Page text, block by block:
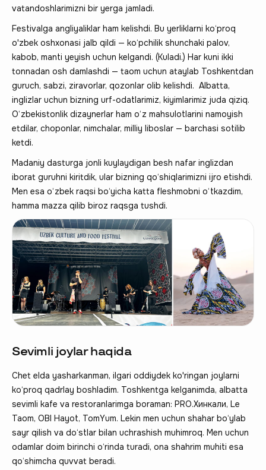
vatandoshlarimizni bir yerga jamladi.
Festivalga angliyaliklar ham kelishdi. Bu yerliklarni ko‘proq
o'zbek oshxonasi jalb qildi — ko‘pchilik shunchaki palov,
kabob, manti yeyish uchun kelgandi. (Kuladi.) Har kuni ikki
tonnadan osh damlashdi — taom uchun ataylab Toshkentdan
guruch, sabzi, ziravorlar, qozonlar olib kelishdi. Albatta,
inglizlar uchun bizning urf-odatlarimiz, kiyimlarimiz juda qiziq.
O‘zbekistonlik dizaynerlar ham o‘z mahsulotlarini namoyish
etdilar, choponlar, nimchalar, milliy liboslar — barchasi sotilib
ketdi.
Madaniy dasturga jonli kuylaydigan besh nafar inglizdan
iborat guruhni kiritdik, ular bizning qo‘shiqlarimizni ijro etishdi.
Men esa o‘zbek raqsi bo‘yicha katta fleshmobni o‘tkazdim,
hamma mazza qilib biroz raqsga tushdi.
Sevimli joylar haqida
Chet elda yasharkanman, ilgari oddiydek ko'ringan joylarni
ko‘proq qadrlay boshladim. Toshkentga kelganimda, albatta
sevimli kafe va restoranlarimga boraman: PRO.Xинкали, Le
Taom, OBI Hayot, TomYum. Lekin men uchun shahar bo‘ylab
sayr qilish va do‘stlar bilan uchrashish muhimroq. Men uchun
odamlar doim birinchi o‘rinda turadi, ona shahrim muhiti esa
qo‘shimcha quvvat beradi.